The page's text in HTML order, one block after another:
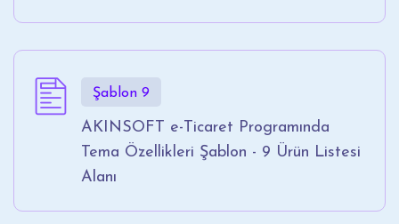
Şablon 9
AKINSOFT e-Ticaret Programında
Tema Özellikleri Şablon - 9 Ürün Listesi
Alanı